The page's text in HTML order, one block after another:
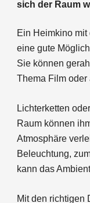
sich der Raum
Ein Heimkino
eine gute
Sie können
Thema Film
Lichterketten
Raum können
Atmosphäre
Beleuchtung,
kann das
Mit den richtigen